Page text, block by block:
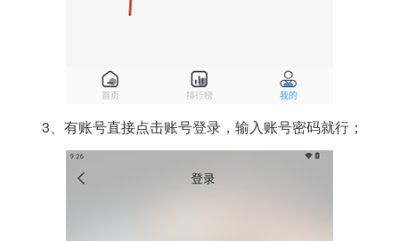
3、有账号直接点击账号登录，输入账号密码就行；